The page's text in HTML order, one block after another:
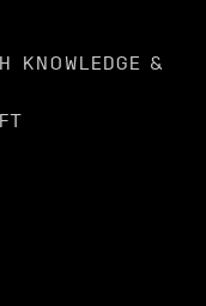
KNOWLEDGE &